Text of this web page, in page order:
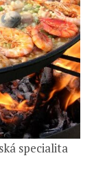
specialita